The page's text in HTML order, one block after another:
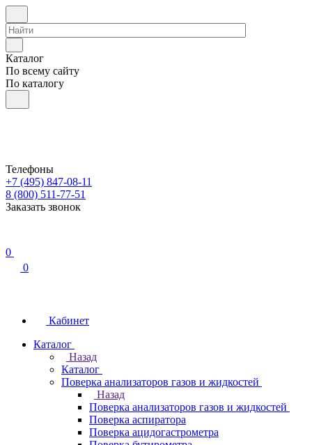
Каталог
По всему сайту
По каталогу
Телефоны
+7 (495) 847-08-11
8 (800) 511-77-51
Заказать звонок
0
0
Кабинет
Каталог
Назад
Каталог
Поверка анализаторов газов и жидкостей
Назад
Поверка анализаторов газов и жидкостей
Поверка аспиратора
Поверка ацидогастрометра